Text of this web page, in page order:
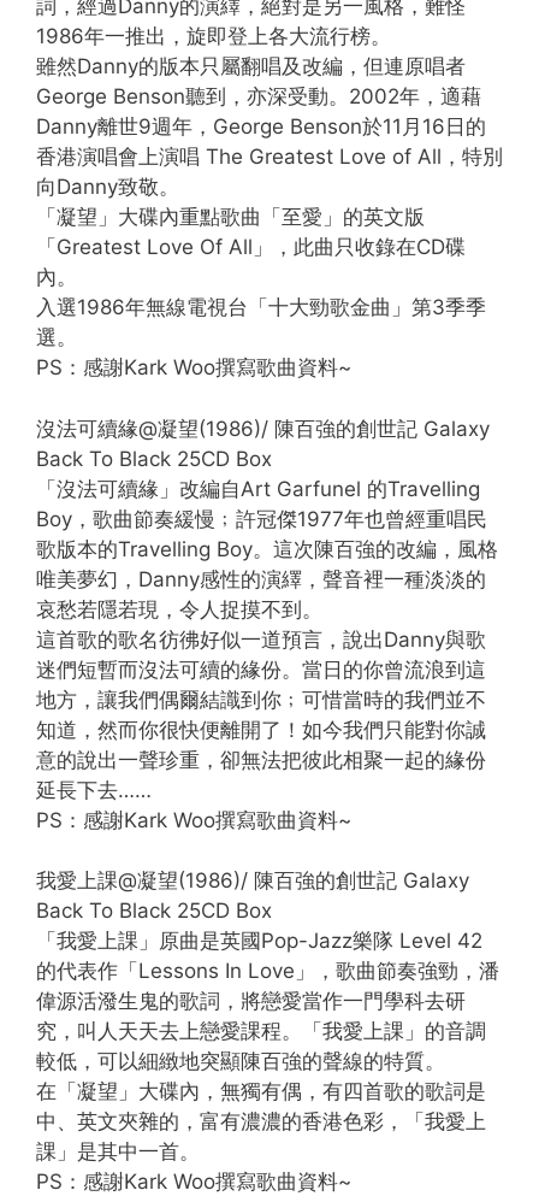
詞，經過Danny的演繹，絕對是另一風格，難怪
1986年一推出，旋即登上各大流行榜。
雖然Danny的版本只屬翻唱及改編，但連原唱者
George Benson聽到，亦深受動。2002年，適藉
Danny離世9週年，George Benson於11月16日的
香港演唱會上演唱 The Greatest Love of All，特別
向Danny致敬。
「凝望」大碟內重點歌曲「至愛」的英文版
「Greatest Love Of All」，此曲只收錄在CD碟
內。
入選1986年無線電視台「十大勁歌金曲」第3季季
選。
PS：感謝Kark Woo撰寫歌曲資料~
沒法可續緣@凝望(1986)/ 陳百強的創世記 Galaxy
Back To Black 25CD Box
「沒法可續緣」改編自Art Garfunel 的Travelling
Boy，歌曲節奏緩慢﹔許冠傑1977年也曾經重唱民
歌版本的Travelling Boy。這次陳百強的改編，風格
唯美夢幻，Danny感性的演繹，聲音裡一種淡淡的
哀愁若隱若現，令人捉摸不到。
這首歌的歌名彷彿好似一道預言，說出Danny與歌
迷們短暫而沒法可續的緣份。當日的你曾流浪到這
地方，讓我們偶爾結識到你﹔可惜當時的我們並不
知道，然而你很快便離開了！如今我們只能對你誠
意的說出一聲珍重，卻無法把彼此相聚一起的緣份
延長下去……
PS：感謝Kark Woo撰寫歌曲資料~
我愛上課@凝望(1986)/ 陳百強的創世記 Galaxy
Back To Black 25CD Box
「我愛上課」原曲是英國Pop-Jazz樂隊 Level 42
的代表作「Lessons In Love」，歌曲節奏強勁，潘
偉源活潑生鬼的歌詞，將戀愛當作一門學科去研
究，叫人天天去上戀愛課程。「我愛上課」的音調
較低，可以細緻地突顯陳百強的聲線的特質。
在「凝望」大碟內，無獨有偶，有四首歌的歌詞是
中、英文夾雜的，富有濃濃的香港色彩，「我愛上
課」是其中一首。
PS：感謝Kark Woo撰寫歌曲資料~